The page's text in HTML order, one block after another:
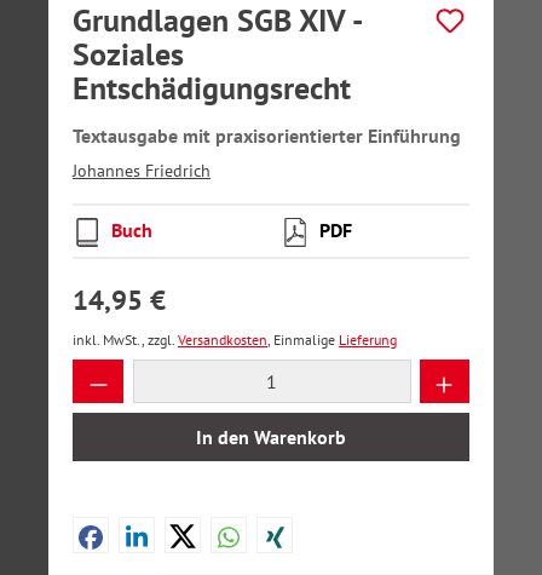
Grundlagen SGB XIV -
Soziales
Entschädigungsrecht
Textausgabe mit praxisorientierter Einführung
Johannes Friedrich
Buch PDF
14,95 €
inkl. MwSt., zzgl. Versandkosten, Einmalige Lieferung
Produkt Anzahl: Gib den gewünschten
In den Warenkorb